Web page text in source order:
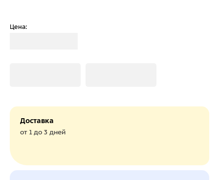
Цена:
Доставка
от 1 до 3 дней